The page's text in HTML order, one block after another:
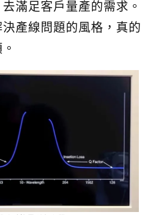
滿足客戶量產的需求。
產線問題的風格，真的